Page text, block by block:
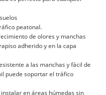
peatonal.
de olores y manchas
adherido y en la capa
a las manchas y fácil de
puede soportar el tráfico
en áreas húmedas sin